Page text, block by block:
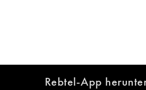
Rebtel-App